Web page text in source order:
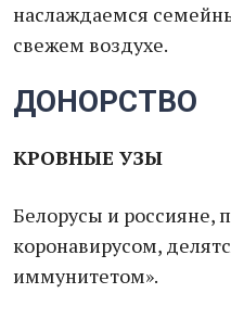
наслаждаемся
свежем воздухе.
ДОНОРСТВО
КРОВНЫЕ УЗЫ
Белорусы и россияне,
коронавирусом,
иммунитетом».